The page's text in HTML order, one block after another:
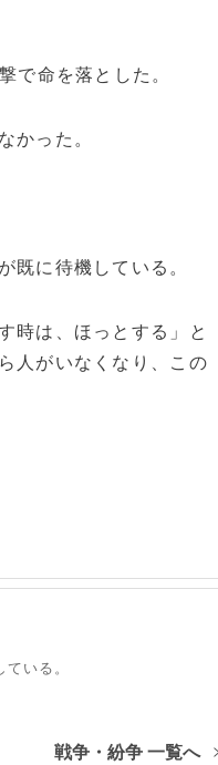
で命を落とした。
かった。
既に待機している。
時は、ほっとする」と
人がいなくなり、この
いる。
戦争・紛争 一覧へ